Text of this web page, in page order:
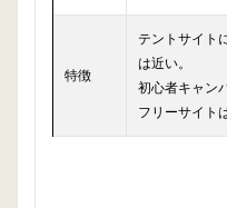
特徴
テントサイト
は近い。
初心者キャン
フリーサイト